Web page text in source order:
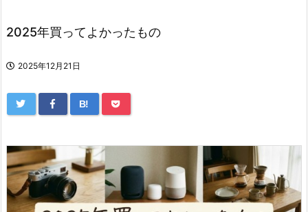
2025年買ってよかったもの
2025年12月21日
B!